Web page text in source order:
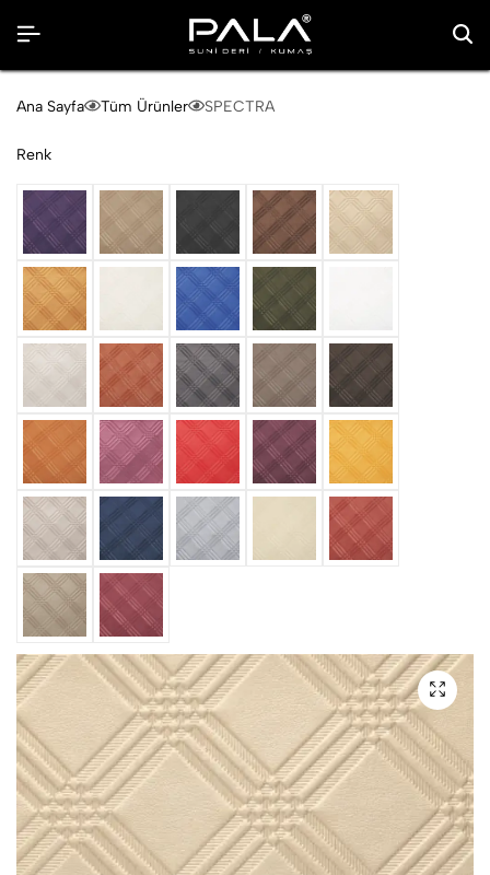
Ana Sayfa Tüm Ürünler SPECTRA
Renk
Aubergine Black bronze champagne
cobre Delf Green
macadamia mandarin Meteor Mink Mocha
Orange Raspberry Rubin
sandstone Sapphire silver Sunkist
Taupe Wine